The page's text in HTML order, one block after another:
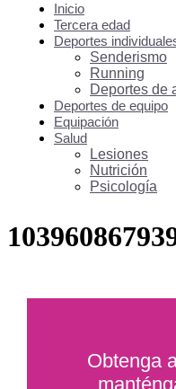
Inicio
Tercera edad
Deportes
Senderismo
Running
Deportes de
Deportes de equipo
Equipación
Salud
Lesiones
Nutrición
Psicología
Obtenga